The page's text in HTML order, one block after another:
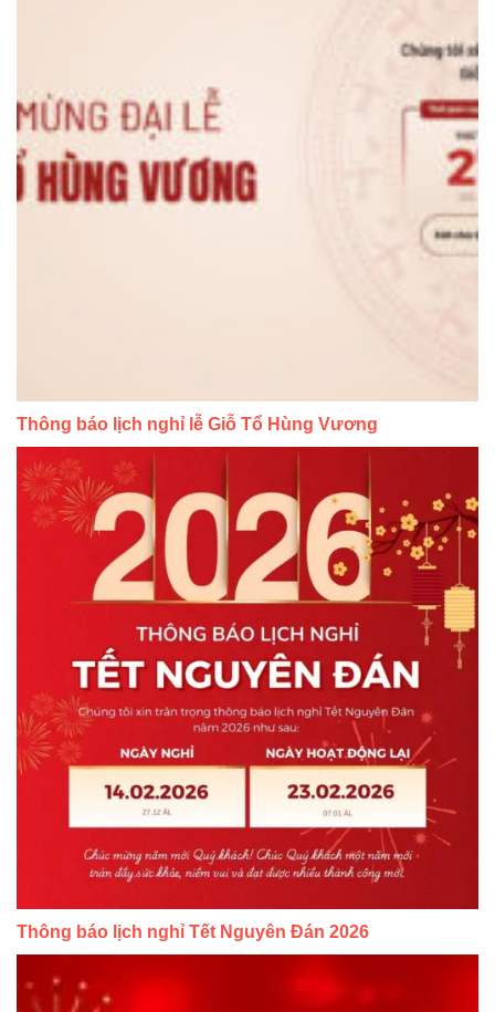
Thông báo lịch nghỉ lễ Giỗ Tổ Hùng Vương
Thông báo lịch nghỉ Tết Nguyên Đán 2026